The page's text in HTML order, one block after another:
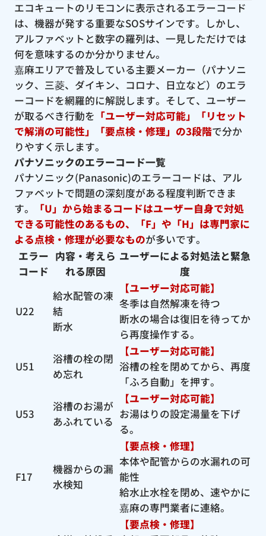
エコキュートのリモコンに表示されるエラーコード
は、機器が発する重要なSOSサインです。しかし、
アルファベットと数字の羅列は、一見しただけでは
何を意味するのか分かりません。
嘉麻エリアで普及している主要メーカー（パナソニ
ック、三菱、ダイキン、コロナ、日立など）のエラ
ーコードを網羅的に解説します。そして、ユーザー
が取るべき行動を 「ユーザー対応可能」「リセット
で解消の可能性」「要点検・修理」の3段階で分か
りやすく示します。
パナソニックのエラーコード一覧
パナソニック(Panasonic)のエラーコードは、アル
ファベットで問題の深刻度がある程度判断できま
す。
「U」から始まるコードはユーザー自身で対処
できる可能性のあるもの、「F」や「H」は専門家に
よる点検・修理が必要なものが多いです。
エラー
コード
内容・考えら
れる原因
ユーザーによる対処法と緊急
度
U22
給水配管の凍
結
断水
【ユーザー対応可能】
冬季は自然解凍を待つ
断水の場合は復旧を待ってか
ら再度操作する。
U51
浴槽の栓の閉
め忘れ
【ユーザー対応可能】
浴槽の栓を閉めてから、再度
「ふろ自動」を押す。
U53
浴槽のお湯が
あふれている
【ユーザー対応可能】
お湯はりの設定湯量を下げ
る。
F17
機器からの漏
水検知
【要点検・修理】
本体や配管からの水漏れの可
能性
給水止水栓を閉め、速やかに
嘉麻の専門業者に連絡。
【要点検・修理】